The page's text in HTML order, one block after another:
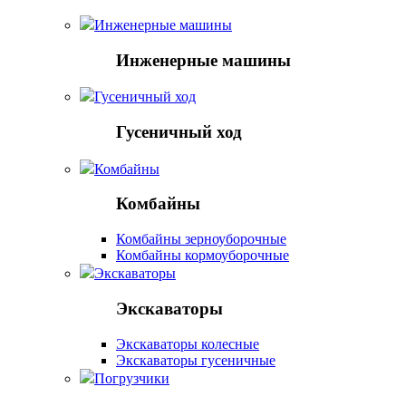
Инженерные машины
Инженерные машины
Гусеничный ход
Гусеничный ход
Комбайны
Комбайны
Комбайны зерноуборочные
Комбайны кормоуборочные
Экскаваторы
Экскаваторы
Экскаваторы колесные
Экскаваторы гусеничные
Погрузчики